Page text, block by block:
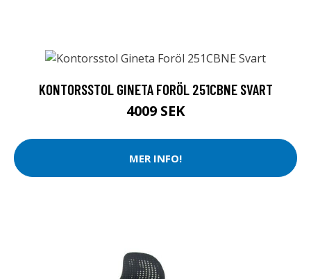
KONTORSSTOL GINETA FORÖL 251CBNE SVART
4009 SEK
MER INFO!